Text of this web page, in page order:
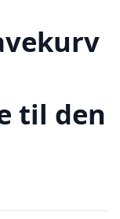
til den